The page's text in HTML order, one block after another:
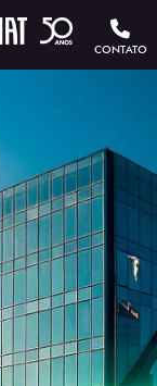
CONTATO